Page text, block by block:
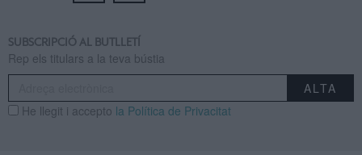
SUBSCRIPCIÓ AL BUTLLETÍ
Rep els titulars a la teva bústia
He llegit i accepto la Política de Privacitat